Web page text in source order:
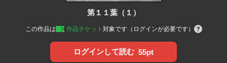
第１１葉（１）
この作品は 作品チケット 対象です（ログインが必要です）
ログインして読む 55pt